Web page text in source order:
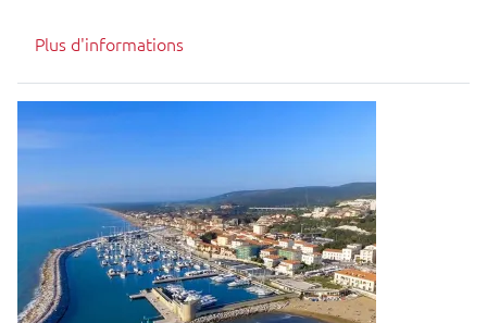
Plus d'informations